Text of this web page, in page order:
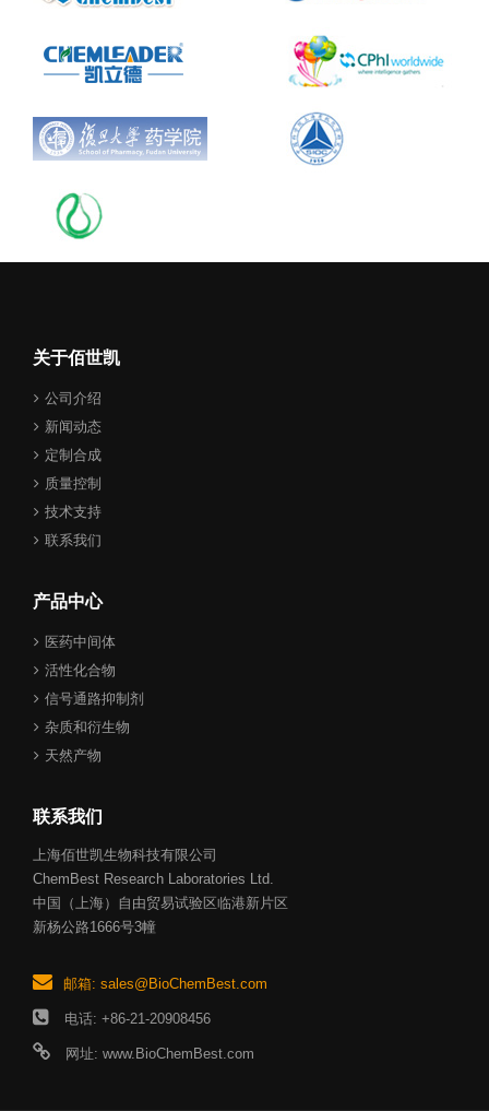
关于佰世凯
公司介绍
新闻动态
定制合成
质量控制
技术支持
联系我们
产品中心
医药中间体
活性化合物
信号通路抑制剂
杂质和衍生物
天然产物
联系我们
上海佰世凯生物科技有限公司
ChemBest Research Laboratories Ltd.
中国（上海）自由贸易试验区临港新片区
新杨公路1666号3幢
邮箱: sales@BioChemBest.com
电话: +86-21-20908456
网址: www.BioChemBest.com